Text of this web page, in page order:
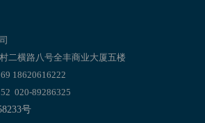
二横路八号全丰商业大厦五楼
18620616222
020-89286325
号